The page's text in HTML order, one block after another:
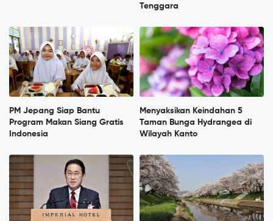
Tenggara
PM Jepang Siap Bantu
Program Makan Siang Gratis
Indonesia
Menyaksikan Keindahan 5
Taman Bunga Hydrangea di
Wilayah Kanto